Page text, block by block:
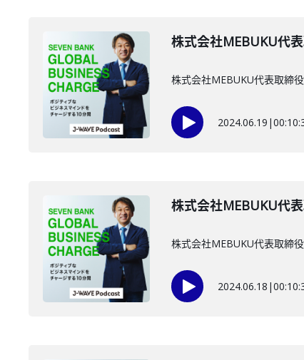
株式会社MEBUKU代
株式会社MEBUKU代表取締
2024.06.19 |
株式会社MEBUKU代
株式会社MEBUKU代表取締
2024.06.18 |